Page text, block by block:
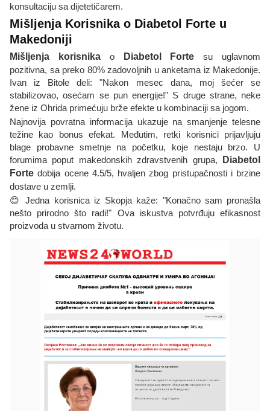
konsultaciju sa dijetetičarem.
Mišljenja Korisnika o Diabetol Forte u
Makedoniji
Mišljenja korisnikao Diabetol Forte su uglavnom
pozitivna, sa preko 80% zadovoljnih u anketama iz Makedonije.
Ivan iz Bitole deli: "Nakon mesec dana, moj šećer se
stabilizovao, osećam se pun energije!" S druge strane, neke
žene iz Ohrida primećuju brže efekte u kombinaciji sa jogom.
Najnovija povratna informacija ukazuje na smanjenje telesne
težine kao bonus efekat. Međutim, retki korisnici prijavljuju
blage probavne smetnje na početku, koje nestaju brzo. U
forumima poput makedonskih zdravstvenih grupa,
Diabetol
Forte dobija ocene 4.5/5, hvaljen zbog pristupačnosti i brzine
dostave u zemlji.
😊 Jedna korisnica iz Skopja kaže: "Konačno sam pronašla
nešto prirodno što radi!" Ova iskustva potvrđuju efikasnost
proizvoda u stvarnom životu.